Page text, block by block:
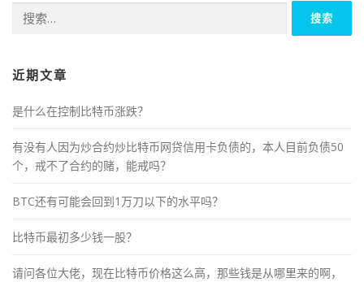
索：
近期文章
是什么在控制比特币涨跌？
有没有人因为炒合约炒比特币网贷信用卡负债的，本人目前负债50
个，戒不了合约的赌，能戒吗？
BTC还有可能会回到1万刀以下的水平吗？
比特币最初多少钱一股？
请问各位大佬，现在比特币价格这么高，那些钱是从哪里来的啊，